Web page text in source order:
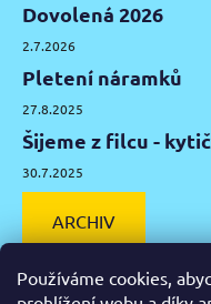
Používáme cookies,
Dovolená 2026
2.7.2026
Pletení náramků
27.8.2025
Šijeme z filcu -
30.7.2025
ARCHIV